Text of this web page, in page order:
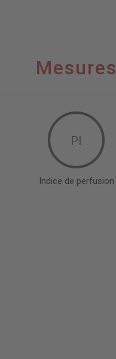
Mesures
PI
Indice de perfusion